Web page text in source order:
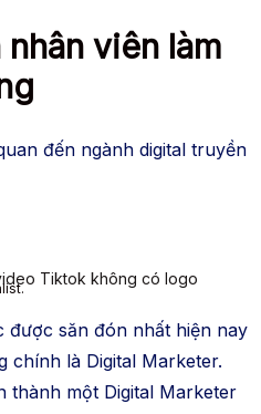
Tiktok không có logo
viên làm
đến ngành digital truyền
được săn đón nhất hiện nay
là Digital Marketer.
thành một Digital Marketer